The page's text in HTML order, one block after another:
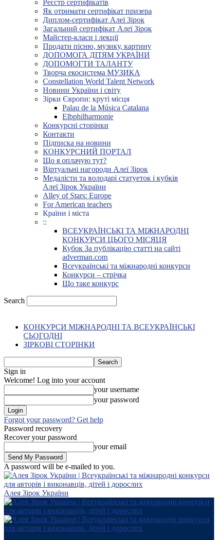
Реєстр сертифікатів
Як отримати сертифікат призера
Диплом-сертифікат Алеї Зірок
Загальний сертифікат Алеї Зірок
Майстер-класи і лекції
Продати пісню, музику, картину
ДОПОМОГА ДІТЯМ УКРАЇНИ
ДОПОМОГТИ ТАЛАНТУ
Творча екосистема МУЗИКА
Constellation World Talent Network
Новини України і світу
Зірки Європи: круті місця
Palau de la Música Catalana
Elbphilharmonie
Конкурсні сторінки
Контакти
Підписка на новини
КОНКУРСНИЙ ПОРТАЛ
Що я оплачую тут?
Віртуальні нагороди Алеї Зірок
Медалісти та володарі статуеток і кубків
Алеї Зірок України
Alley of Stars: Europe
For American teachers
Країни і міста
::
ВСЕУКРАЇНСЬКІ ТА МІЖНАРОДНІ
КОНКУРСИ ЦЬОГО МІСЯЦЯ
Кубок За публікацію статті на сайті
adverman.com
Всеукраїнські та міжнародні конкурси
Конкурси – стрічка
Що таке конкурс
Search
КОНКУРСИ МІЖНАРОДНІ ТА ВСЕУКРАЇНСЬКІ
СЬОГОДНІ
ЗІРКОВІ СТОРІНКИ
Sign in
Welcome! Log into your account
your username
your password
Forgot your password? Get help
Password recovery
Recover your password
your email
A password will be e-mailed to you.
Алея Зірок України